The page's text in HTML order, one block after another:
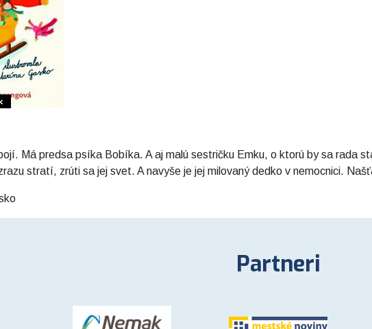
Má predsa psíka Bobíka. A aj malú sestričku Emku, o ktorú by sa rada
stratí, zrúti sa jej svet. A navyše je jej milovaný dedko v nemocnici.
Partneri